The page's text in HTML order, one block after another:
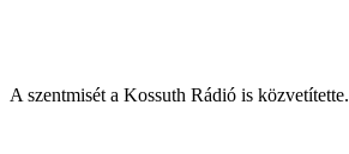
A szentmisét a Kossuth Rádió is közvetítette.